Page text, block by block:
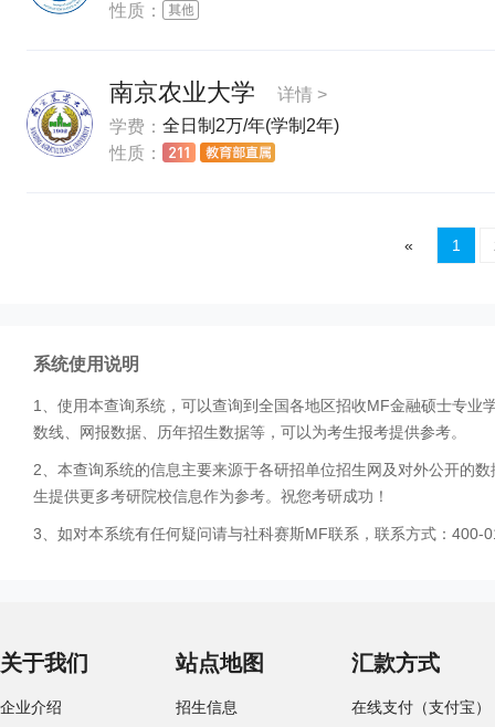
性质：
南京农业大学
详情 >
学费： 全日制2万/年(学制2年)
性质：
« 1
系统使用说明
1、使用本查询系统，可以查询到全国各地区招收MF金融硕士专
数线、网报数据、历年招生数据等，可以为考生报考提供参考。
2、本查询系统的信息主要来源于各研招单位招生网及对外公开的
生提供更多考研院校信息作为参考。祝您考研成功！
3、如对本系统有任何疑问请与社科赛斯MF联系，联系方式：400-
关于我们
企业介绍
站点地图
招生信息
汇款方式
在线支付（支付宝）